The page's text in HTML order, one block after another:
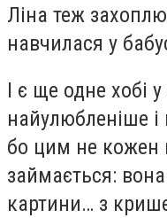
Ліна теж
навчилася у
І є ще одне хобі
найулюбленіше і
бо цим не кожен
займається:
картини… з